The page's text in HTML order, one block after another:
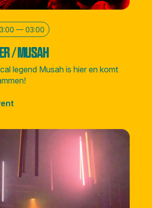
— 03:00
/ MUSAH
legend Musah is hier en komt